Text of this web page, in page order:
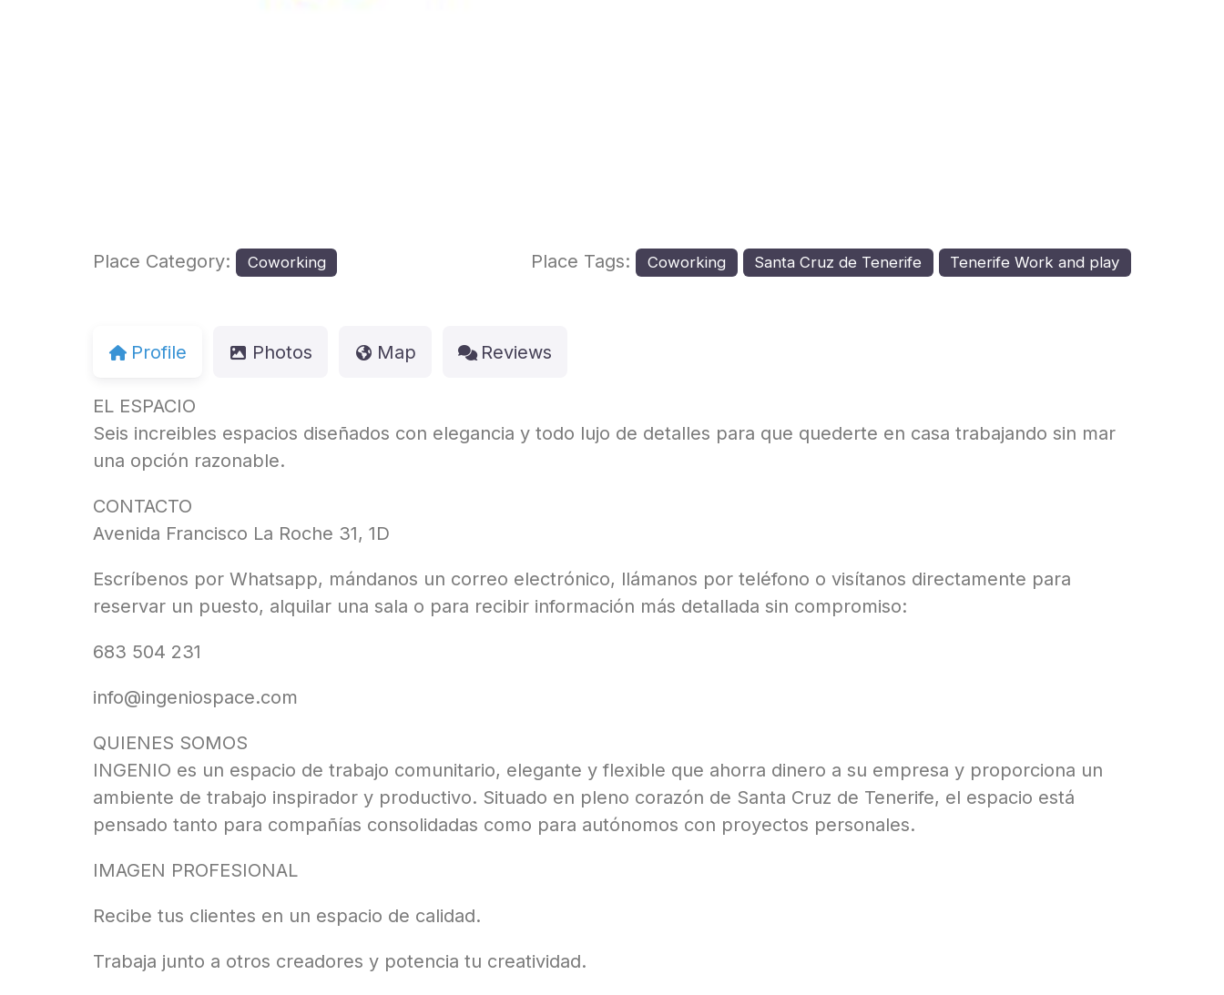
Place Category: Coworking Place Tags: Coworking Santa Cruz de Tenerife Tenerife Work and play
Profile Photos Map Reviews
EL ESPACIO
Seis increibles espacios diseñados con elegancia y todo lujo de detalles para que quederte en casa trabajando sin mar
una opción razonable.
CONTACTO
Avenida Francisco La Roche 31, 1D
Escríbenos por Whatsapp, mándanos un correo electrónico, llámanos por teléfono o visítanos directamente para
reservar un puesto, alquilar una sala o para recibir información más detallada sin compromiso:
683 504 231
info@ingeniospace.com
QUIENES SOMOS
INGENIO es un espacio de trabajo comunitario, elegante y flexible que ahorra dinero a su empresa y proporciona un
ambiente de trabajo inspirador y productivo. Situado en pleno corazón de Santa Cruz de Tenerife, el espacio está
pensado tanto para compañías consolidadas como para autónomos con proyectos personales.
IMAGEN PROFESIONAL
Recibe tus clientes en un espacio de calidad.
Trabaja junto a otros creadores y potencia tu creatividad.